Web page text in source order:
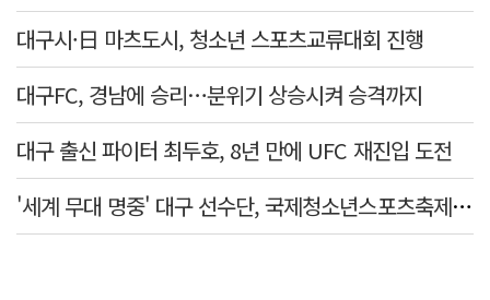
대구시·日 마츠도시, 청소년 스포츠교류대회 진행
대구FC, 경남에 승리…분위기 상승시켜 승격까지
대구 출신 파이터 최두호, 8년 만에 UFC 재진입 도전
'세계 무대 명중' 대구 선수단, 국제청소년스포츠축제 금1·동4개